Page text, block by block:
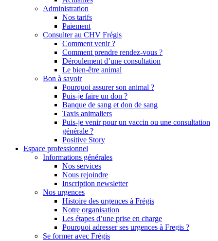
Administration
Nos tarifs
Paiement
Consulter au CHV Frégis
Comment venir ?
Comment prendre rendez-vous ?
Déroulement d’une consultation
Le bien-être animal
Bon à savoir
Pourquoi assurer son animal ?
Puis-je faire un don ?
Banque de sang et don de sang
Taxis animaliers
Puis-je venir pour un vaccin ou une consultation
générale ?
Positive Story
Espace professionnel
Informations générales
Nos services
Nous rejoindre
Inscription newsletter
Nos urgences
Histoire des urgences à Frégis
Notre organisation
Les étapes d’une prise en charge
Pourquoi adresser ses urgences à Fregis ?
Se former avec Frégis